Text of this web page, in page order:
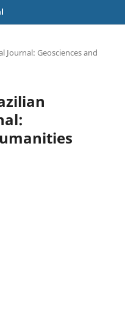
Journal: Geosciences and